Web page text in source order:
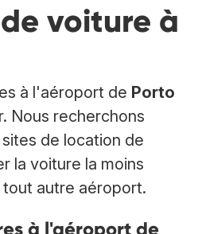
voiture à
à l'aéroport de Porto
Nous recherchons
de location de
la voiture la moins
autre aéroport.
à l'aéroport de